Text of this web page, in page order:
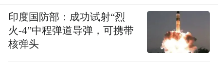
印度国防部：成功试射“烈
火-4”中程弹道导弹，可携带
核弹头